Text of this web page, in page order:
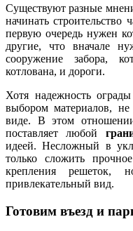
Существуют разные
начинать
первую очередь нужен
другие, что вначале
сооружение забора,
котлована, и дороги.
Хотя надежность
выбором материалов,
виде. В этом
поставляет любой
идеей. Несложный в
только сложить
крепления решеток,
привлекательный вид.
Готовим въезд и